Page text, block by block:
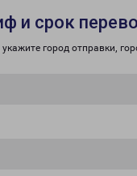
и срок
город отправки,